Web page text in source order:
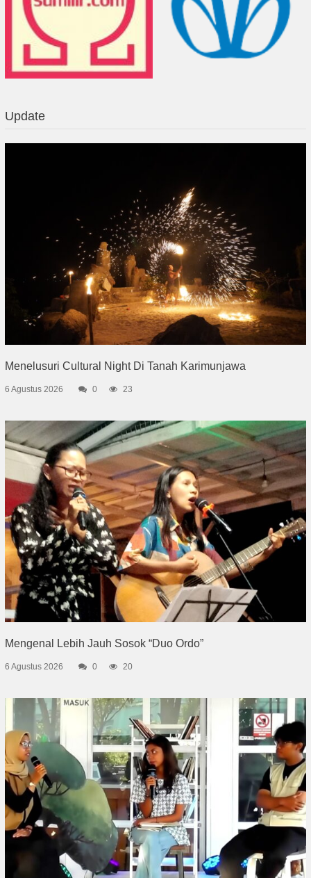
Update
Menelusuri Cultural Night Di Tanah Karimunjawa
6 Agustus 2026 0 23
Mengenal Lebih Jauh Sosok “Duo Ordo”
6 Agustus 2026 0 20